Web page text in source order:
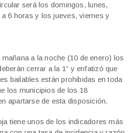
será los domingos, lunes,
6 horas y los jueves, viernes y
mañana a la noche (10 de enero) los
cerrar a la 1” y enfatizó que
bailables están prohibidas en toda
los municipios de los 18
apartarse de esta disposición.
tiene unos de los indicadores más